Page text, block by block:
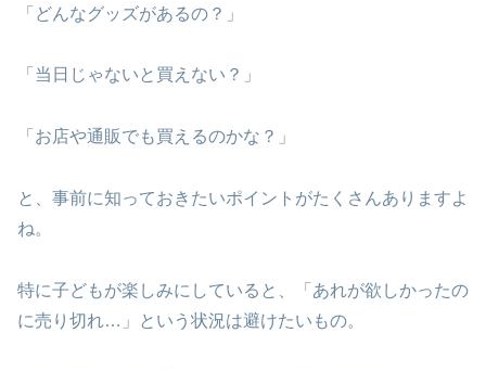
「どんなグッズがあるの？」
「当日じゃないと買えない？」
「お店や通販でも買えるのかな？」
と、事前に知っておきたいポイントがたくさんありますよ
ね。
特に子どもが楽しみにしていると、「あれが欲しかったの
に売り切れ…」という状況は避けたいもの。